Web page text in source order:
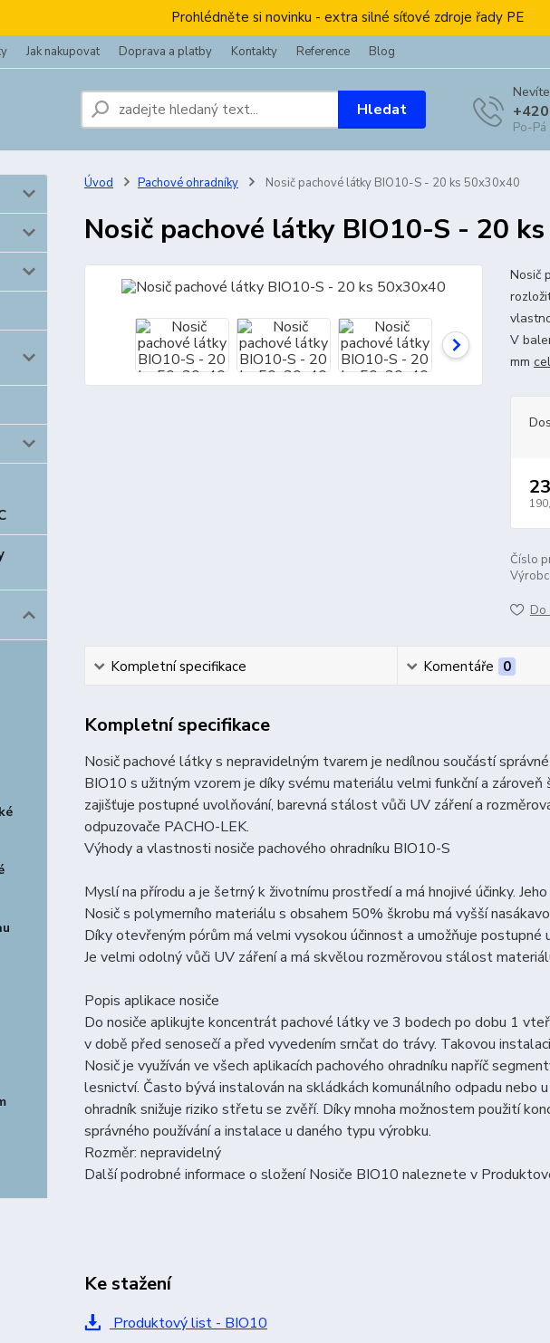
Prohlédněte si novinku - extra silné síťové zdroje řady PE
Jak nakupovat Doprava a platby Kontakty Reference Blog
Hledat
Po-
Úvod Pachové ohradníky Nosič pachové látky BIO10-S - 20 ks 50x30x40
Nosič pachové látky BIO10-S - 20
Nosič
V
mm
Číslo
Do
Kompletní specifikace Komentáře 0
Kompletní specifikace
Nosič pachové látky s nepravidelným tvarem je nedílnou součástí
BIO10 s užitným vzorem je díky svému materiálu velmi funkční a
zajišťuje postupné uvolňování, barevná stálost vůči UV záření a
odpuzovače PACHO-LEK.
Výhody a vlastnosti nosiče pachového ohradníku BIO10-S
Myslí na přírodu a je šetrný k životnímu prostředí a má hnojivé účinky.
Nosič s polymerního materiálu s obsahem 50% škrobu má vyšší
Díky otevřeným pórům má velmi vysokou účinnost a umožňuje postupné
Je velmi odolný vůči UV záření a má skvělou rozměrovou stálost
Popis aplikace nosiče
Do nosiče aplikujte koncentrát pachové látky ve 3 bodech po dobu 1
v době před senosečí a před vyvedením srnčat do trávy. Takovou
Nosič je využíván ve všech aplikacích pachového ohradníku napříč
lesnictví. Často bývá instalován na skládkách komunálního odpadu nebo
ohradník snižuje riziko střetu se zvěří. Díky mnoha mož­nostem použití
správného používání a instalace u daného typu výrobku.
Rozměr: nepravidelný
Další podrobné informace o složení Nosiče BIO10 naleznete v
Ke stažení
Produktový list - BIO10